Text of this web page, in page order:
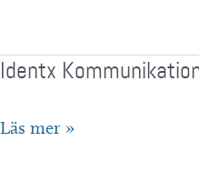
Identx
Identx
Läs mer »